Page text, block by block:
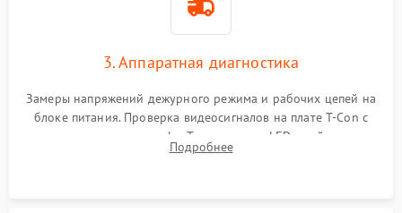
3. Аппаратная диагностика
Замеры напряжений дежурного режима и рабочих цепей на
блоке питания. Проверка видеосигналов на плате T-Con с
помощью осциллографа. Тестирование LED-драйвера и
светодиодных планок подсветки мультиметром.
Подробнее